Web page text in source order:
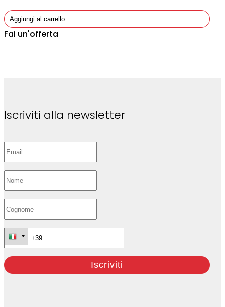
Aggiungi al carrello
Fai un'offerta
Iscriviti alla newsletter